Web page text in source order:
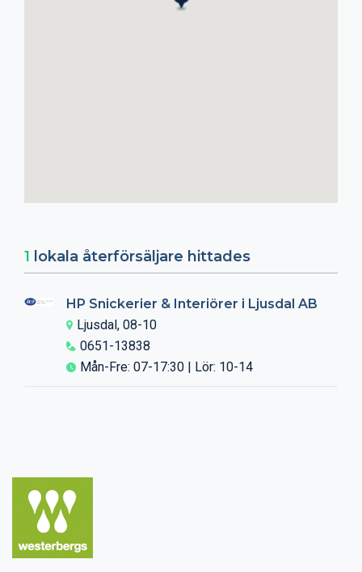
1 lokala återförsäljare hittades
HP Snickerier & Interiörer i Ljusdal AB
Ljusdal, 08-10
0651-13838
Mån-Fre: 07-17:30 | Lör: 10-14